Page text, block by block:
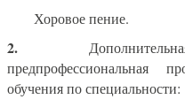
Хоровое пение.
2.
предпрофессиональная
обучения по специальности: